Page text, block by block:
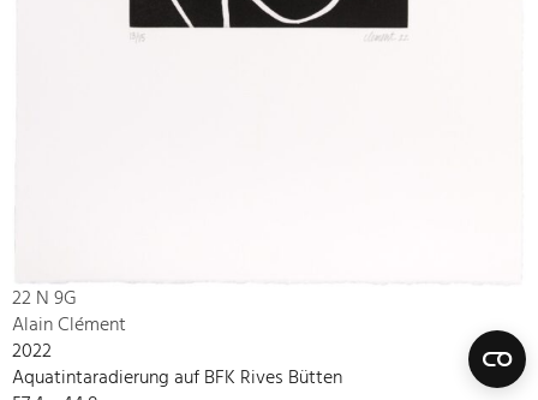
22 N 9G
Alain Clément
2022
Aquatintaradierung auf BFK Rives Bütten